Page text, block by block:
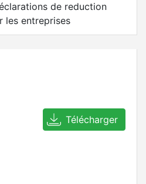
de reduction
les entreprises
Télécharger